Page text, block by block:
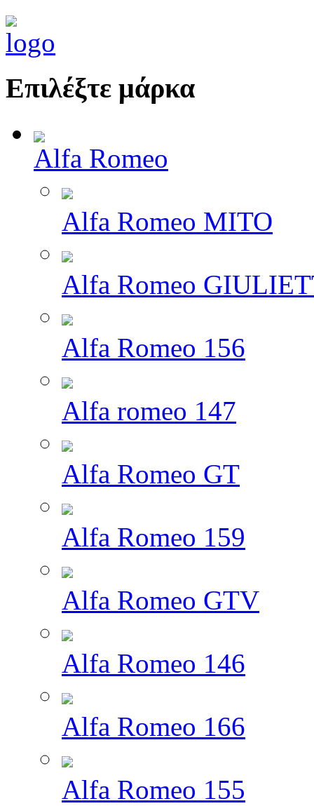
Επιλέξτε μάρκα
Alfa Romeo
Alfa Romeo MITO
Alfa Romeo
Alfa Romeo 156
Alfa romeo 147
Alfa Romeo GT
Alfa Romeo 159
Alfa Romeo GTV
Alfa Romeo 146
Alfa Romeo 166
Alfa Romeo 155